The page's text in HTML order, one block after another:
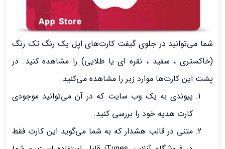
شما می‌توانید در جلوی گیفت کارت‌های اپل یک رنگ تک رنگ
(خاکستری ، سفید ، نقره ای یا طلایی) را مشاهده کنید. در
پشت این کارت‌ها موارد زیر را مشاهده می‌کنید:
پیوندی به یک وب سایت که در آن می‌توانید موجودی
کارت هدیه خود را بررسی کنید.
متنی در قالب هشدار که به شما می‌گوید این کارت فقط